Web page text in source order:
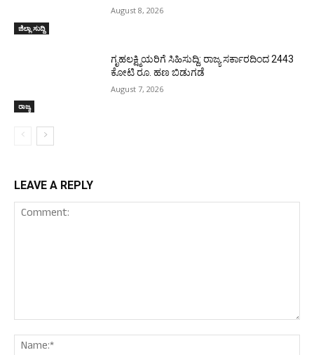
ಜಿಲ್ಲಾ ಸುದ್ದಿ
August 8, 2026
ರಾಜ್ಯ
ಗೃಹಲಕ್ಷ್ಮಿಯರಿಗೆ ಸಿಹಿಸುದ್ದಿ: ರಾಜ್ಯ ಸರ್ಕಾರದಿಂದ 2443
ಕೋಟಿ ರೂ. ಹಣ ಬಿಡುಗಡೆ
August 7, 2026
LEAVE A REPLY